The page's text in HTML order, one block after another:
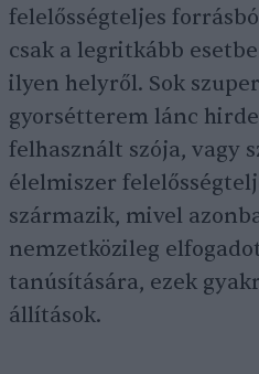
felelősségteljes
csak a legritkább
ilyen helyről. Sok
gyorsétterem lánc
felhasznált szója, vagy
élelmiszer
származik, mivel
nemzetközileg
tanúsítására, ezek
állítások.